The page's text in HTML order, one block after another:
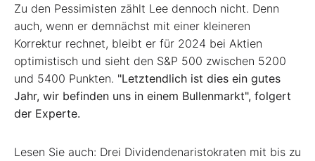
Zu den Pessimisten zählt Lee dennoch nicht. Denn
auch, wenn er demnächst mit einer kleineren
Korrektur rechnet, bleibt er für 2024 bei Aktien
optimistisch und sieht den S&P 500 zwischen 5200
und 5400 Punkten. "Letztendlich ist dies ein gutes
Jahr, wir befinden uns in einem Bullenmarkt", folgert
der Experte.
Lesen Sie auch: Drei Dividendenaristokraten mit bis zu